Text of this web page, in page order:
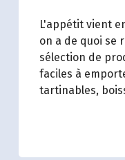
L'appétit vient
on a de quoi se
sélection de
faciles à
tartinables,
une sélection